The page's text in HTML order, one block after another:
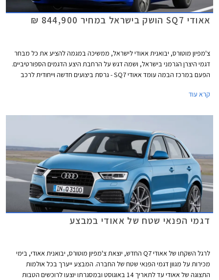
אאודי SQ7 הושק בישראל במחיר 844,900 ₪
צ'מפיון מוטורס, יבואנית אאודי לישראל, ממשיכה במגמה להציע את כל מבחר
דגמי היצרן הגרמני בישראל, ושמה דגש על הרחבת היצע הדגמים הספורטיביים.
הפעם במרכז הבמה עומד אאודי SQ7 - גרסת ביצועים חדשה וייחודית לרכב
קרא עוד
דגמי הפנאי שטח של אאודי במבצע
לרגל השקתו של אאודי Q7 החדש, יוצאת צ'מפיון מוטורס, יבואנית אאודי, בימי
מכירות על מגוון דגמי הפנאי שטח של החברה. המבצע ייערך בכל אולמות
התצוגה של אאודי עד לתאריך 14 באוגוסט ובמסגרתו יוצעו לרוכשים הטבות